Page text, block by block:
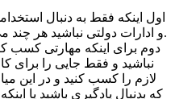
اول اینکه فقط به دنبال
و ادارات دولتی نباشید هر چند می تواند یکی از گزینه های شما باشد.
دوم برای اینکه مهارتی کسب
نباشید و فقط جایی را برای
لازم را کسب کنید و در این
که بدنبال یادگیری باشید یا